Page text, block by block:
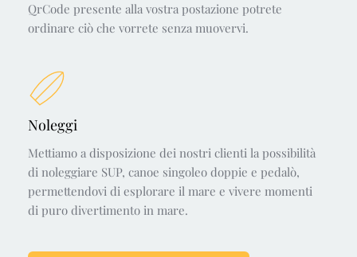
QrCode presente alla vostra postazione potrete
ordinare ciò che vorrete senza muovervi.
Noleggi
Mettiamo a disposizione dei nostri clienti la possibilità
di noleggiare SUP, canoe singoleo doppie e pedalò,
permettendovi di esplorare il mare e vivere momenti
di puro divertimento in mare.